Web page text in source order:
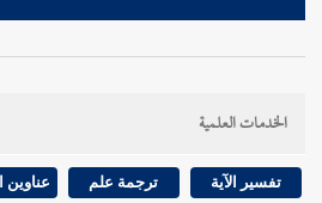
الخدمات العلمية
تفسير الآية ترجمة علم